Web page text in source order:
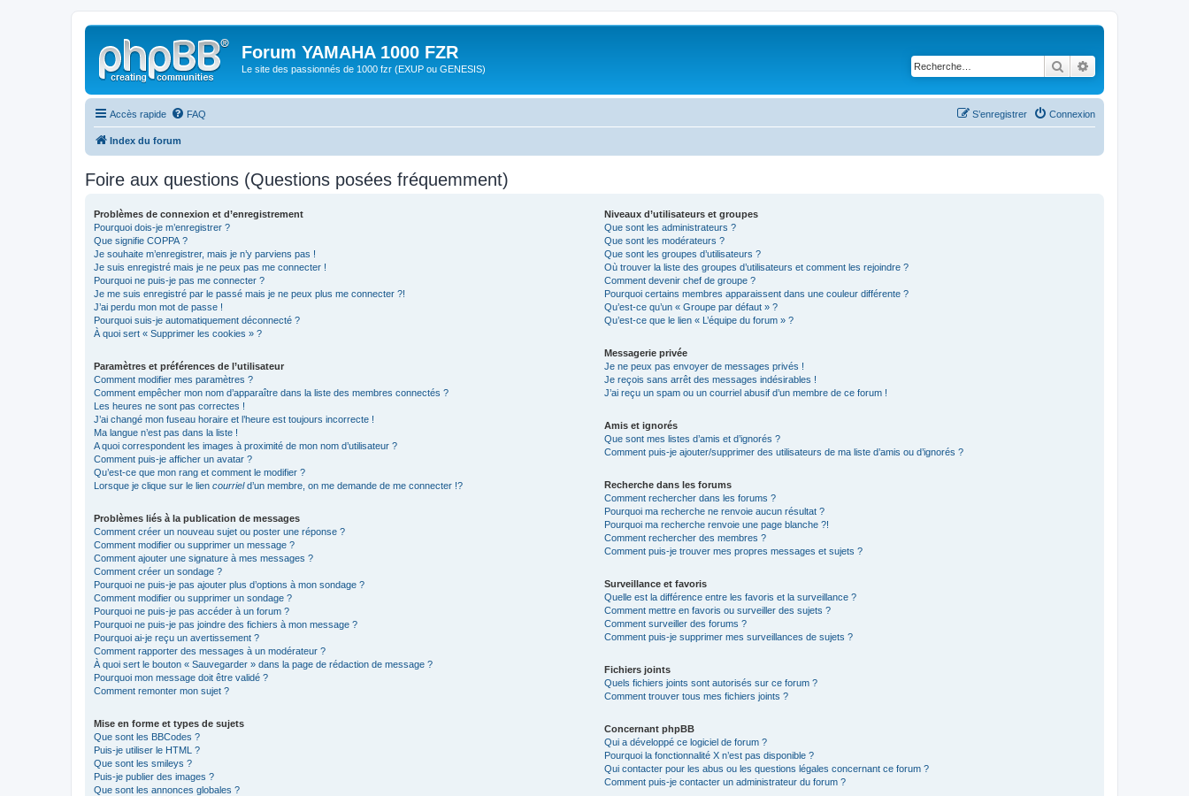
Forum YAMAHA 1000 FZR
Le site des passionnés de 1000 fzr (EXUP ou GENESIS) Rechercher
Accès rapide FAQ Connexion
S’enregistrer
Index du forum
Foire aux questions (Questions posées fréquemment)
Problèmes de connexion et d’enregistrement
Pourquoi dois-je m’enregistrer ?
Que signifie COPPA ?
Je souhaite m’enregistrer, mais je n’y parviens pas !
Je suis enregistré mais je ne peux pas me connecter !
Pourquoi ne puis-je pas me connecter ?
Je me suis enregistré par le passé mais je ne peux plus me connecter ?!
J’ai perdu mon mot de passe !
Pourquoi suis-je automatiquement déconnecté ?
À quoi sert « Supprimer les cookies » ?
Paramètres et préférences de l’utilisateur
Comment modifier mes paramètres ?
Comment empêcher mon nom d’apparaître dans la liste des membres connectés ?
Les heures ne sont pas correctes !
J’ai changé mon fuseau horaire et l’heure est toujours incorrecte !
Ma langue n’est pas dans la liste !
A quoi correspondent les images à proximité de mon nom d’utilisateur ?
Comment puis-je afficher un avatar ?
Qu’est-ce que mon rang et comment le modifier ?
Lorsque je clique sur le lien courrield’un membre, on me demande de me connecter !?
Problèmes liés à la publication de messages
Comment créer un nouveau sujet ou poster une réponse ?
Comment modifier ou supprimer un message ?
Comment ajouter une signature à mes messages ?
Comment créer un sondage ?
Pourquoi ne puis-je pas ajouter plus d’options à mon sondage ?
Comment modifier ou supprimer un sondage ?
Pourquoi ne puis-je pas accéder à un forum ?
Pourquoi ne puis-je pas joindre des fichiers à mon message ?
Pourquoi ai-je reçu un avertissement ?
Comment rapporter des messages à un modérateur ?
À quoi sert le bouton « Sauvegarder » dans la page de rédaction de message ?
Pourquoi mon message doit être validé ?
Comment remonter mon sujet ?
Mise en forme et types de sujets
Que sont les BBCodes ?
Puis-je utiliser le HTML ?
Que sont les smileys ?
Puis-je publier des images ?
Que sont les annonces globales ?
Niveaux d’utilisateurs et groupes
Que sont les administrateurs ?
Que sont les modérateurs ?
Que sont les groupes d’utilisateurs ?
Où trouver la liste des groupes d’utilisateurs et comment les rejoindre ?
Comment devenir chef de groupe ?
Pourquoi certains membres apparaissent dans une couleur différente ?
Qu’est-ce qu’un « Groupe par défaut » ?
Qu’est-ce que le lien « L’équipe du forum » ?
Messagerie privée
Je ne peux pas envoyer de messages privés !
Je reçois sans arrêt des messages indésirables !
J’ai reçu un spam ou un courriel abusif d’un membre de ce forum !
Amis et ignorés
Que sont mes listes d’amis et d’ignorés ?
Comment puis-je ajouter/supprimer des utilisateurs de ma liste d’amis ou d’ignorés ?
Recherche dans les forums
Comment rechercher dans les forums ?
Pourquoi ma recherche ne renvoie aucun résultat ?
Pourquoi ma recherche renvoie une page blanche ?!
Comment rechercher des membres ?
Comment puis-je trouver mes propres messages et sujets ?
Surveillance et favoris
Quelle est la différence entre les favoris et la surveillance ?
Comment mettre en favoris ou surveiller des sujets ?
Comment surveiller des forums ?
Comment puis-je supprimer mes surveillances de sujets ?
Fichiers joints
Quels fichiers joints sont autorisés sur ce forum ?
Comment trouver tous mes fichiers joints ?
Concernant phpBB
Qui a développé ce logiciel de forum ?
Pourquoi la fonctionnalité X n’est pas disponible ?
Qui contacter pour les abus ou les questions légales concernant ce forum ?
Comment puis-je contacter un administrateur du forum ?